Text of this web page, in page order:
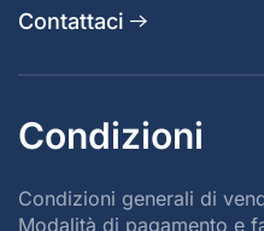
Contattaci
Condizioni
Condizioni generali di
Modalità di pagamento e